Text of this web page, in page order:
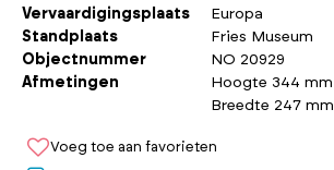
Vervaardigingsplaats
Europa
Standplaats
Fries Museum
Objectnummer
NO 20929
Afmetingen
Hoogte 344 mm
Breedte 247 mm
Voeg toe aan favorieten